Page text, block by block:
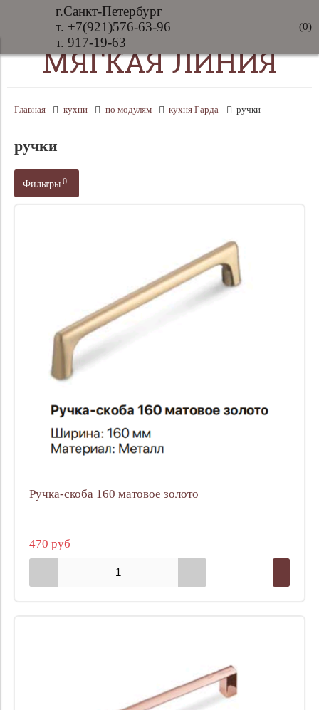
г.Санкт-Петербург
т. +7(921)576-63-96
т. 917-19-63
(0)
МЯГКАЯ ЛИНИЯ
Главная кухни по модулям кухня Гарда ручки
ручки
Фильтры 0
Ручка-скоба 160 матовое золото
470 руб